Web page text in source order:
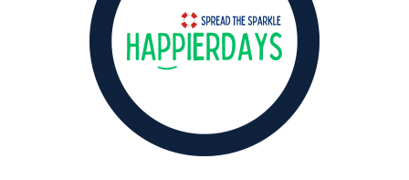
door feelgood-projecten, een foodtruck en
hospitality-trainingen die positiviteit en
verbinding stimuleren.
Bekijk
de website.